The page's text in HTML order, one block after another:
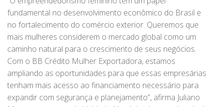
fundamental no desenvolvimento econômico do Brasil e
no fortalecimento do comércio exterior. Queremos que
mais mulheres considerem o mercado global como um
caminho natural para o crescimento de seus negócios.
Com o BB Crédito Mulher Exportadora, estamos
ampliando as oportunidades para que essas empresárias
tenham mais acesso ao financiamento necessário para
expandir com segurança e planejamento”, afirma Juliano